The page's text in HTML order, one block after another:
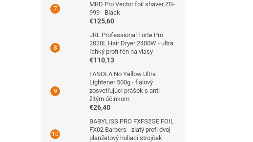
MRD Pro Vector foil shaver ZB-
999 - Black
€125,60
JRL Professional Forte Pro
2020L Hair Dryer 2400W - ultra
ľahký profi fén na vlasy
€110,13
FANOLA No Yellow Ultra
Lightener 500g - fialový
zosvetľujúci prášok s anti-
žltým účinkom
€26,40
BABYLISS PRO FXFS2GE FOIL
FX02 Barbers - zlatý profi dvoj
planžetový holiaci strojček